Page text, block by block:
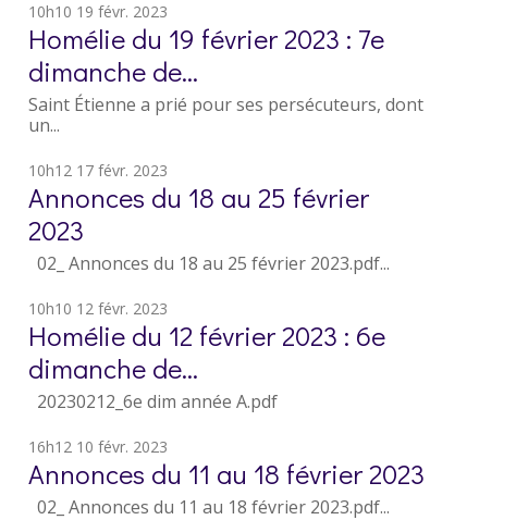
10h10 19 févr. 2023
Homélie du 19 février 2023 : 7e
dimanche de...
Saint Étienne a prié pour ses persécuteurs, dont
un...
10h12 17 févr. 2023
Annonces du 18 au 25 février
2023
02_ Annonces du 18 au 25 février 2023.pdf...
10h10 12 févr. 2023
Homélie du 12 février 2023 : 6e
dimanche de...
20230212_6e dim année A.pdf
16h12 10 févr. 2023
Annonces du 11 au 18 février 2023
02_ Annonces du 11 au 18 février 2023.pdf...